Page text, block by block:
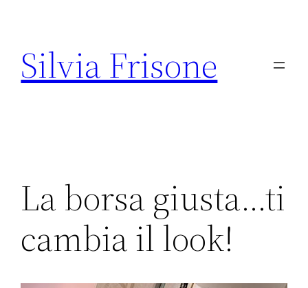
contenuto
Silvia Frisone
La borsa giusta…ti
cambia il look!